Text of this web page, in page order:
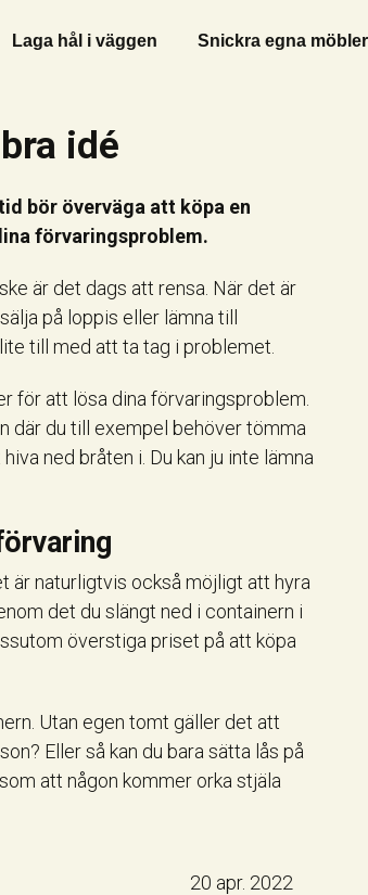
Laga hål i väggen Snickra egna möbler
idé
bör överväga att köpa en
förvaringsproblem.
är det dags att rensa. När det är
på loppis eller lämna till
till med att ta tag i problemet.
för att lösa dina förvaringsproblem.
där du till exempel behöver tömma
ned bråten i. Du kan ju inte lämna
är naturligtvis också möjligt att hyra
det du slängt ned i containern i
överstiga priset på att köpa
Utan egen tomt gäller det att
Eller så kan du bara sätta lås på
att någon kommer orka stjäla
20 apr. 2022